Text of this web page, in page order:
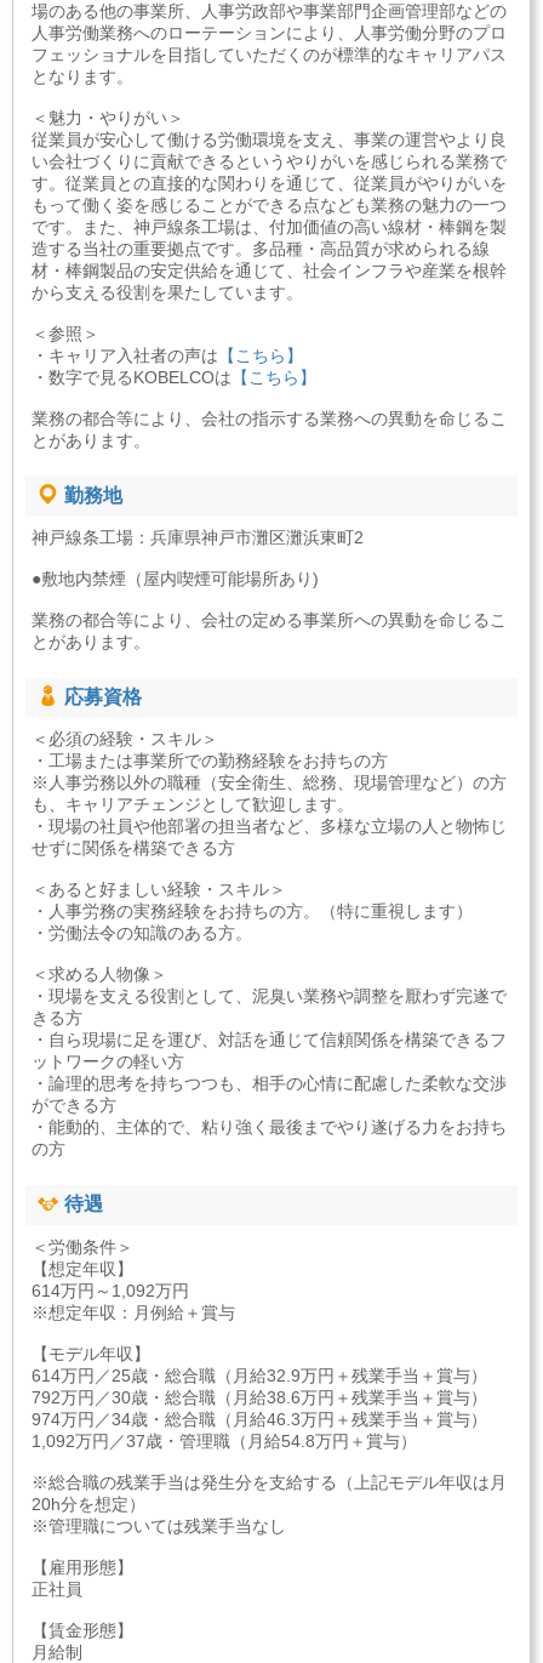
場のある他の事業所、人事労政部や事業部門企画管理部などの
人事労働業務へのローテーションにより、人事労働分野のプロ
フェッショナルを目指していただくのが標準的なキャリアパス
となります。
＜魅力・やりがい＞
従業員が安心して働ける労働環境を支え、事業の運営やより良
い会社づくりに貢献できるというやりがいを感じられる業務で
す。従業員との直接的な関わりを通じて、従業員がやりがいを
もって働く姿を感じることができる点なども業務の魅力の一つ
です。また、神戸線条工場は、付加価値の高い線材・棒鋼を製
造する当社の重要拠点です。多品種・高品質が求められる線
材・棒鋼製品の安定供給を通じて、社会インフラや産業を根幹
から支える役割を果たしています。
＜参照＞
・キャリア入社者の声は 【こちら】
・数字で見るKOBELCOは 【こちら】
業務の都合等により、会社の指示する業務への異動を命じるこ
とがあります。
勤務地
神戸線条工場：兵庫県神戸市灘区灘浜東町2
●敷地内禁煙（屋内喫煙可能場所あり)
業務の都合等により、会社の定める事業所への異動を命じるこ
とがあります。
応募資格
＜必須の経験・スキル＞
・工場または事業所での勤務経験をお持ちの方
※人事労務以外の職種（安全衛生、総務、現場管理など）の方
も、キャリアチェンジとして歓迎します。
・現場の社員や他部署の担当者など、多様な立場の人と物怖じ
せずに関係を構築できる方
＜あると好ましい経験・スキル＞
・人事労務の実務経験をお持ちの方。（特に重視します）
・労働法令の知識のある方。
＜求める人物像＞
・現場を支える役割として、泥臭い業務や調整を厭わず完遂で
きる方
・自ら現場に足を運び、対話を通じて信頼関係を構築できるフ
ットワークの軽い方
・論理的思考を持ちつつも、相手の心情に配慮した柔軟な交渉
ができる方
・能動的、主体的で、粘り強く最後までやり遂げる力をお持ち
の方
待遇
＜労働条件＞
【想定年収】
614万円～1,092万円
※想定年収：月例給＋賞与
【モデル年収】
614万円／25歳・総合職（月給32.9万円＋残業手当＋賞与）
792万円／30歳・総合職（月給38.6万円＋残業手当＋賞与）
974万円／34歳・総合職（月給46.3万円＋残業手当＋賞与）
1,092万円／37歳・管理職（月給54.8万円＋賞与）
※総合職の残業手当は発生分を支給する（上記モデル年収は月
20h分を想定）
※管理職については残業手当なし
【雇用形態】
正社員
【賃金形態】
月給制